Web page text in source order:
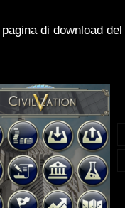
pagina di download